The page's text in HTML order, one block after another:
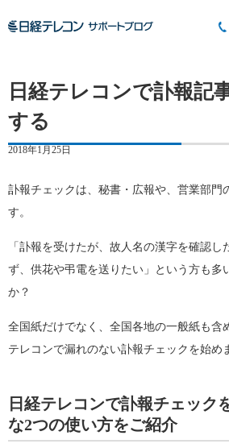
日経テレコンで訃報記
する
2018年1月25日
訃報チェックは、秘書・広報や、営業部門
す。
「訃報を受けたが、故人名の漢字を確認し
ず、供花や弔電を送りたい」という方も多
か？
全国紙だけでなく、全国各地の一般紙も含
テレコンで漏れのない訃報チェックを始め
日経テレコンで訃報チェック
な2つの使い方をご紹介